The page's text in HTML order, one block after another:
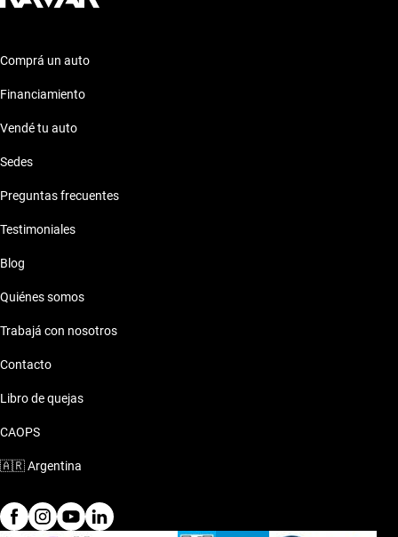
Comprá un auto
Financiamiento
Vendé tu auto
Sedes
Preguntas frecuentes
Testimoniales
Blog
Quiénes somos
Trabajá con nosotros
Contacto
Libro de quejas
CAOPS
🇦🇷Argentina